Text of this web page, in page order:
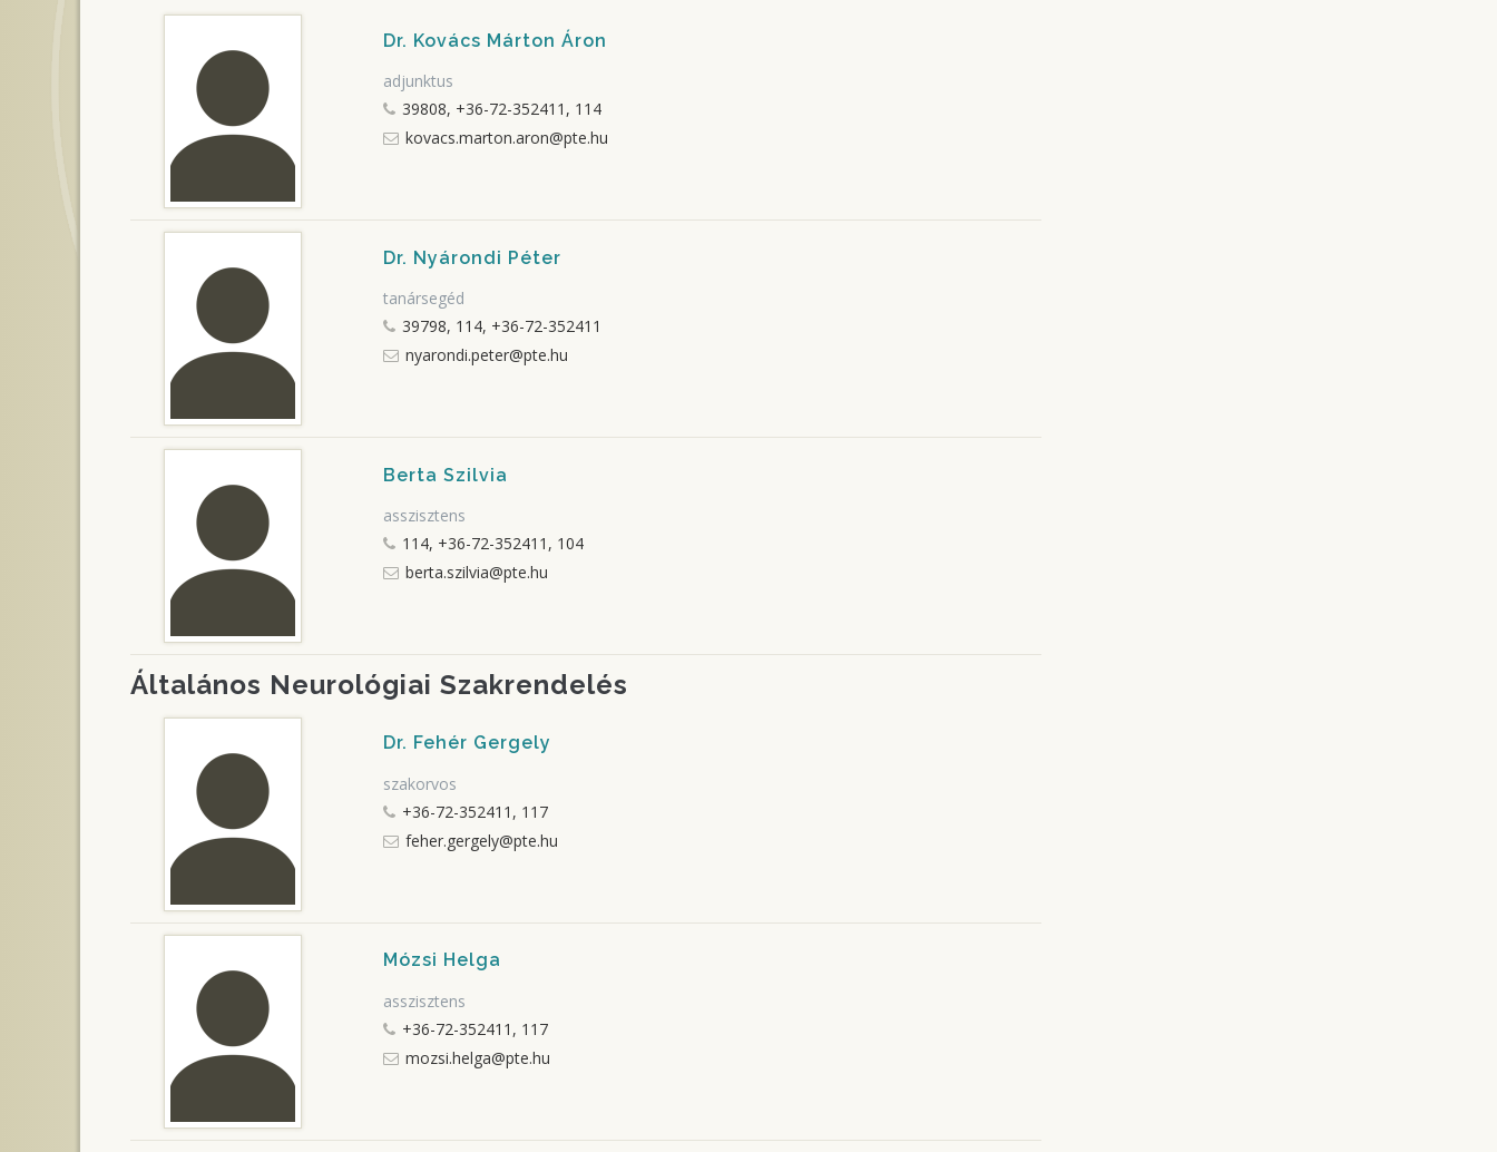
Dr. Kovács Márton Áron
adjunktus
39808, +36-72-352411, 114
kovacs.marton.aron@pte.hu
Dr. Nyárondi Péter
tanársegéd
39798, 114, +36-72-352411
nyarondi.peter@pte.hu
Berta Szilvia
asszisztens
114, +36-72-352411, 104
berta.szilvia@pte.hu
Általános Neurológiai Szakrendelés
Dr. Fehér Gergely
szakorvos
+36-72-352411, 117
feher.gergely@pte.hu
Mózsi Helga
asszisztens
+36-72-352411, 117
mozsi.helga@pte.hu